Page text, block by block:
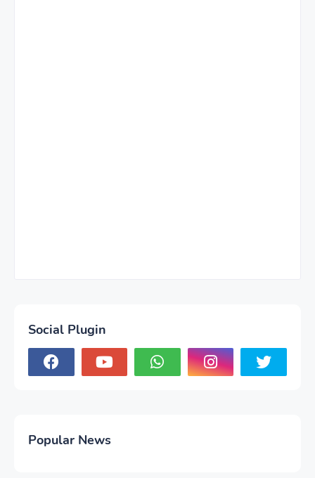
Social Plugin
Popular News